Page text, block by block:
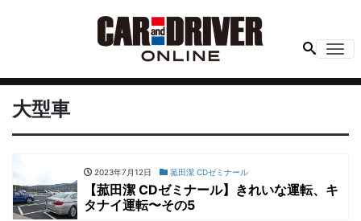
大型車
2023年7月12日 菰田潔 CDゼミナール
【菰田潔 CDゼミナール】きれいな運転、キ
タナイ運転〜その5